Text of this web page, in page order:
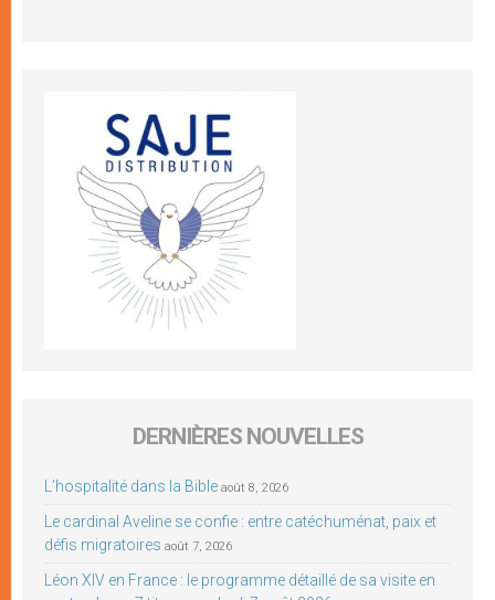
DERNIÈRES NOUVELLES
L’hospitalité dans la Bible août 8, 2026
Le cardinal Aveline se confie : entre catéchuménat, paix et
défis migratoires août 7, 2026
Léon XIV en France : le programme détaillé de sa visite en